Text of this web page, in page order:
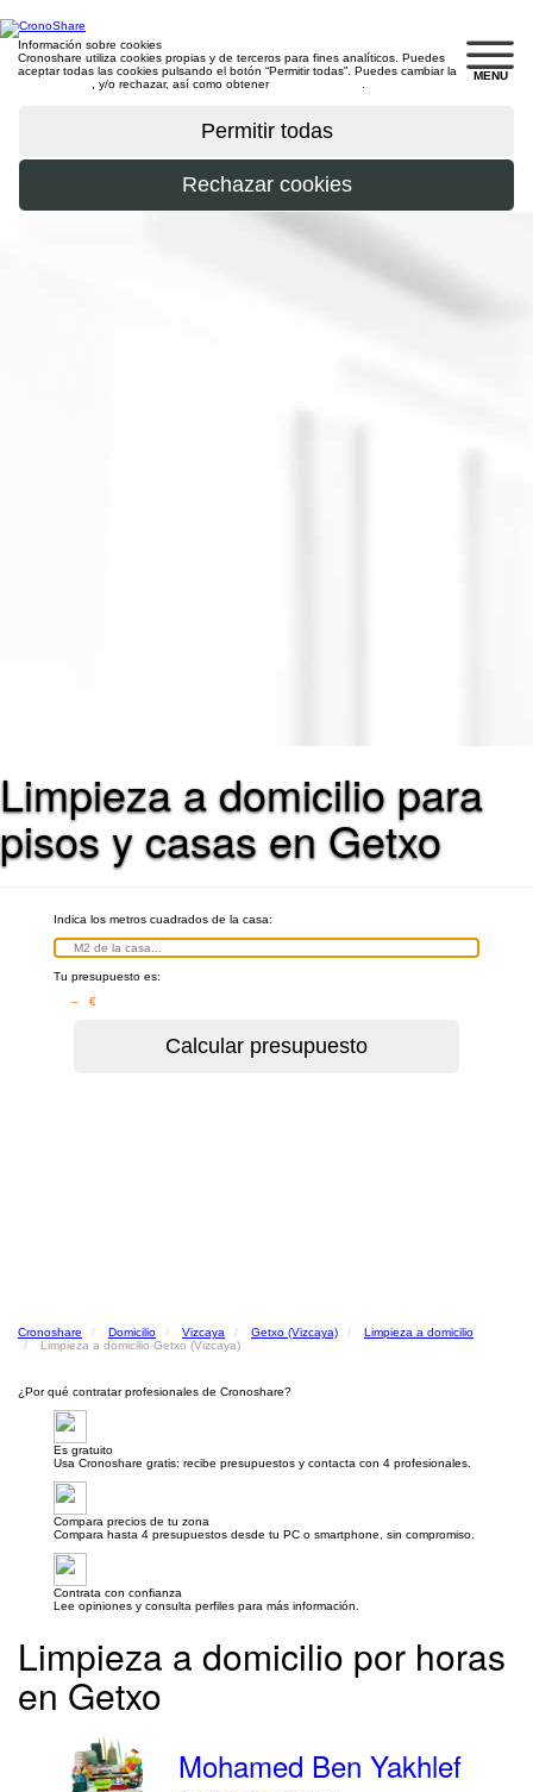
MENU
Información sobre cookies
Cronoshare utiliza cookies propias y de terceros para fines analíticos. Puedes
aceptar todas las cookies pulsando el botón “Permitir todas”. Puedes cambiar la
, y/o rechazar, así como obtener
Limpieza a domicilio para
pisos y casas en Getxo
Indica los metros cuadrados de la casa:
Tu presupuesto es:
– €
Cronoshare Domicilio Vizcaya Getxo (Vizcaya)
Limpieza a domicilio
Limpieza a domicilio Getxo (Vizcaya)
¿Por qué contratar profesionales de Cronoshare?
Es gratuito
Usa Cronoshare gratis: recibe presupuestos y contacta con 4 profesionales.
Compara precios de tu zona
Compara hasta 4 presupuestos desde tu PC o smartphone, sin compromiso.
Contrata con confianza
Lee opiniones y consulta perfiles para más información.
Limpieza a domicilio por horas
en Getxo
Mohamed Ben Yakhlef